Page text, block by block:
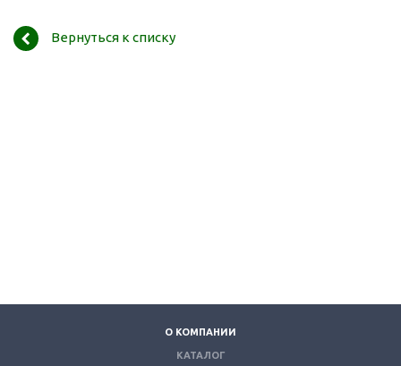
Вернуться к списку
О КОМПАНИИ
КАТАЛОГ